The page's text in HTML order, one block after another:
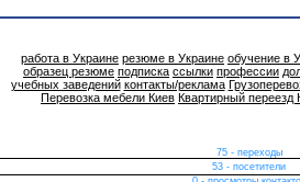
работа в Украине резюме в Украине обучение в
образец резюме подписка ссылки профессии
учебных заведений контакты/реклама
Перевозка мебели Киев Квартирный переезд
75 - переходы
53 - посетители